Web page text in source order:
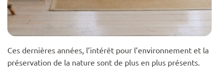
Ces dernières années, l’intérêt pour l’environnement et la
préservation de la nature sont de plus en plus présents.